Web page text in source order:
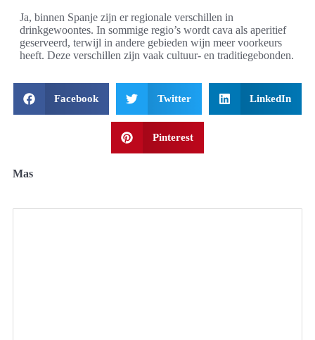
Ja, binnen Spanje zijn er regionale verschillen in
drinkgewoontes. In sommige regio’s wordt cava als aperitief
geserveerd, terwijl in andere gebieden wijn meer voorkeurs
heeft. Deze verschillen zijn vaak cultuur- en traditiegebonden.
Facebook Twitter LinkedIn
Pinterest
Mas